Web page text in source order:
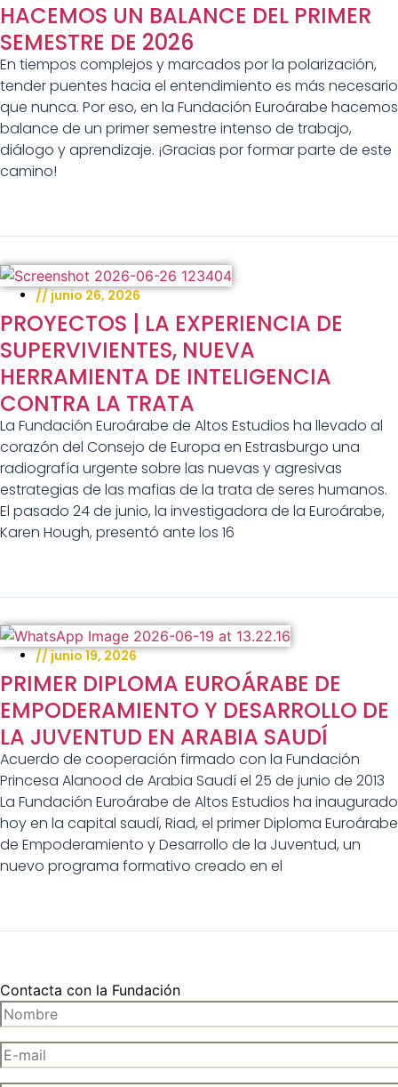
HACEMOS UN BALANCE DEL PRIMER
SEMESTRE DE 2026
En tiempos complejos y marcados por la polarización,
tender puentes hacia el entendimiento es más necesario
que nunca. Por eso, en la Fundación Euroárabe hacemos
balance de un primer semestre intenso de trabajo,
diálogo y aprendizaje. ¡Gracias por formar parte de este
camino!
//junio 26, 2026
PROYECTOS | LA EXPERIENCIA DE
SUPERVIVIENTES, NUEVA
HERRAMIENTA DE INTELIGENCIA
CONTRA LA TRATA
La Fundación Euroárabe de Altos Estudios ha llevado al
corazón del Consejo de Europa en Estrasburgo una
radiografía urgente sobre las nuevas y agresivas
estrategias de las mafias de la trata de seres humanos.
El pasado 24 de junio, la investigadora de la Euroárabe,
Karen Hough, presentó ante los 16
//junio 19, 2026
PRIMER DIPLOMA EUROÁRABE DE
EMPODERAMIENTO Y DESARROLLO DE
LA JUVENTUD EN ARABIA SAUDÍ
Acuerdo de cooperación firmado con la Fundación
Princesa Alanood de Arabia Saudí el 25 de junio de 2013
La Fundación Euroárabe de Altos Estudios ha inaugurado
hoy en la capital saudí, Riad, el primer Diploma Euroárabe
de Empoderamiento y Desarrollo de la Juventud, un
nuevo programa formativo creado en el
Contacta con la Fundación